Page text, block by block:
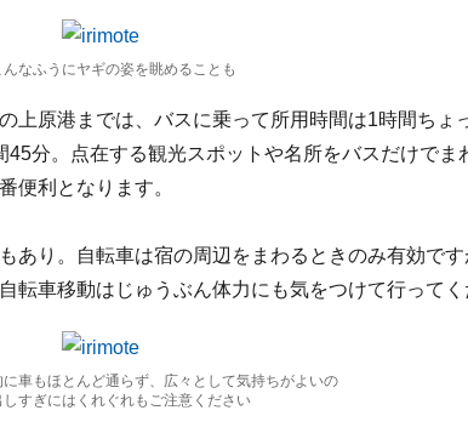
なふうにヤギの姿を眺めることも
上原港までは、バスに乗って所用時間は1時間ちょ
分。点在する観光スポットや名所をバスだけでま
便利となります。
あり。自転車は宿の周辺をまわるときのみ有効で
転車移動はじゅうぶん体力にも気をつけて行ってく
車もほとんど通らず、広々として気持ちがよいの
すぎにはくれぐれもご注意ください